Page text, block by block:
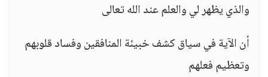
والذي يظهر لي والعلم عند الله تعالى
أن الآية في سياق كشف خبيئة المنافقين وفساد قلوبهم
وتعظيم فعلهم